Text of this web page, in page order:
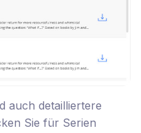
auch detailliertere
Sie für Serien